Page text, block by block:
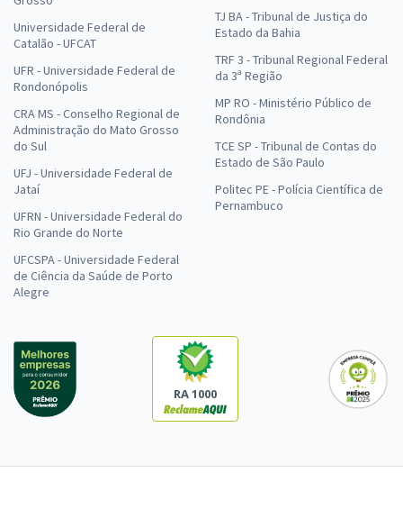
Universidade Federal de
Catalão - UFCAT
UFR - Universidade Federal de
Rondonópolis
CRA MS - Conselho Regional de
Administração do Mato Grosso
do Sul
UFJ - Universidade Federal de
Jataí
UFRN - Universidade Federal do
Rio Grande do Norte
UFCSPA - Universidade Federal
de Ciência da Saúde de Porto
Alegre
TJ BA - Tribunal de Justiça do
Estado da Bahia
TRF 3 - Tribunal Regional Federal
da 3ª Região
MP RO - Ministério Público de
Rondônia
TCE SP - Tribunal de Contas do
Estado de São Paulo
Politec PE - Polícia Científica de
Pernambuco
RA 1000